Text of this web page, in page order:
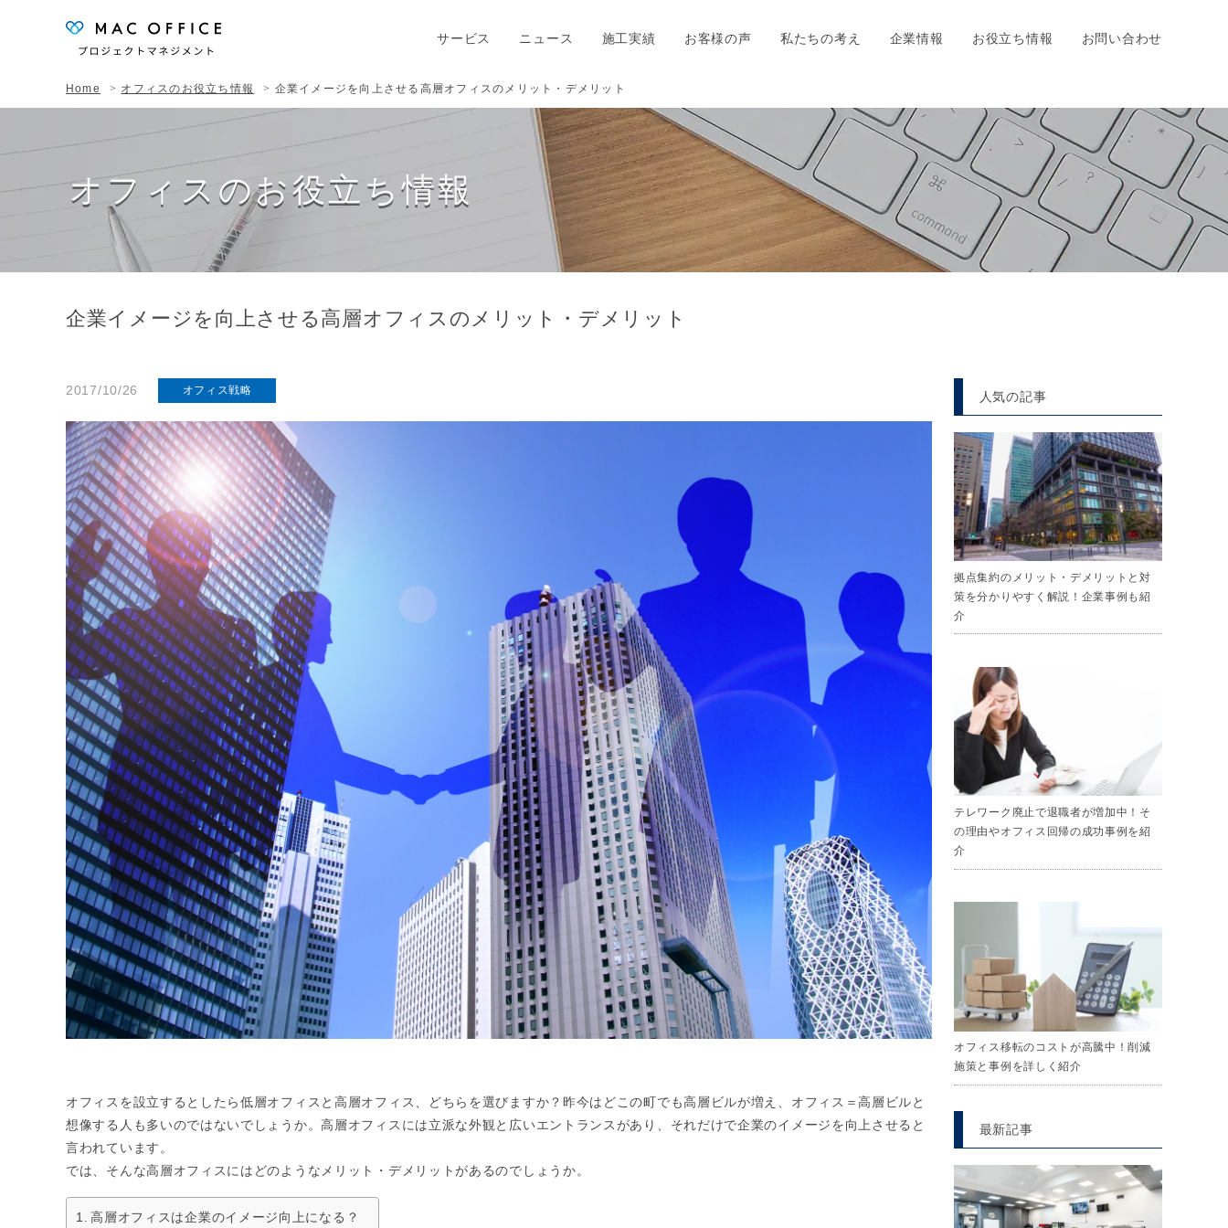
サービス ニュース 施工実績 お客様の声 私たちの考え 企業情報 お役立ち情報 お問い合わせ
Home オフィスのお役立ち情報 企業イメージを向上させる高層オフィスのメリット・デメリット
オフィスのお役立ち情報
企業イメージを向上させる高層オフィスのメリット・デメリット
2017/10/26 オフィス戦略
オフィスを設立するとしたら低層オフィスと高層オフィス、どちらを選びますか？昨今はどこの町でも高層ビルが増え、オフィス＝高層ビルと
想像する人も多いのではないでしょうか。高層オフィスには立派な外観と広いエントランスがあり、それだけで企業のイメージを向上させると
言われています。
では、そんな高層オフィスにはどのようなメリット・デメリットがあるのでしょうか。
高層オフィスは企業のイメージ向上になる？
人気の記事
拠点集約のメリット・デメリットと対
策を分かりやすく解説！企業事例も紹
介
テレワーク廃止で退職者が増加中！そ
の理由やオフィス回帰の成功事例を紹
介
オフィス移転のコストが高騰中！削減
施策と事例を詳しく紹介
最新記事